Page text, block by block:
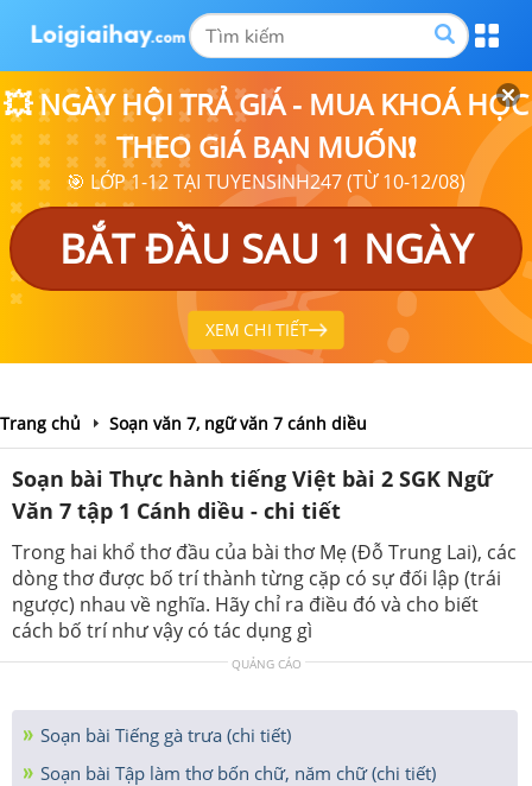
💥 NGÀY HỘI TRẢ GIÁ - MUA KHOÁ HỌC
THEO GIÁ BẠN MUỐN❗
🎯 LỚP 1-12 TẠI TUYENSINH247 (TỪ 10-12/08)
BẮT ĐẦU SAU 1 NGÀY
XEM CHI TIẾT
Trang chủ Soạn văn 7, ngữ văn 7 cánh diều
Soạn bài Thực hành tiếng Việt bài 2 SGK Ngữ
Văn 7 tập 1 Cánh diều - chi tiết
Trong hai khổ thơ đầu của bài thơ Mẹ (Đỗ Trung Lai), các
dòng thơ được bố trí thành từng cặp có sự đối lập (trái
ngược) nhau về nghĩa. Hãy chỉ ra điều đó và cho biết
cách bố trí như vậy có tác dụng gì
QUẢNG CÁO
Soạn bài Tiếng gà trưa (chi tiết)
Soạn bài Tập làm thơ bốn chữ, năm chữ (chi tiết)